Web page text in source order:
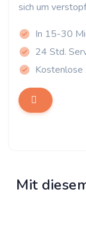
sich um
In 15-30
24 Std.
Kostenlose
Mit